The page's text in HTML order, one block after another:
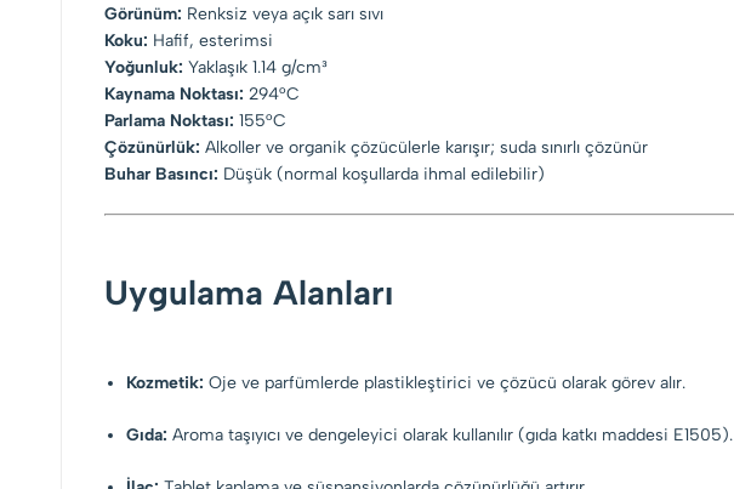
Görünüm: Renksiz veya açık sarı sıvı
Koku: Hafif, esterimsi
Yoğunluk: Yaklaşık 1.14 g/cm³
Kaynama Noktası: 294°C
Parlama Noktası: 155°C
Çözünürlük: Alkoller ve organik çözücülerle karışır; suda sınırlı çözünür
Buhar Basıncı: Düşük (normal koşullarda ihmal edilebilir)
Uygulama Alanları
Kozmetik: Oje ve parfümlerde plastikleştirici ve çözücü olarak görev alır.
Gıda: Aroma taşıyıcı ve dengeleyici olarak kullanılır (gıda katkı maddesi E1505).